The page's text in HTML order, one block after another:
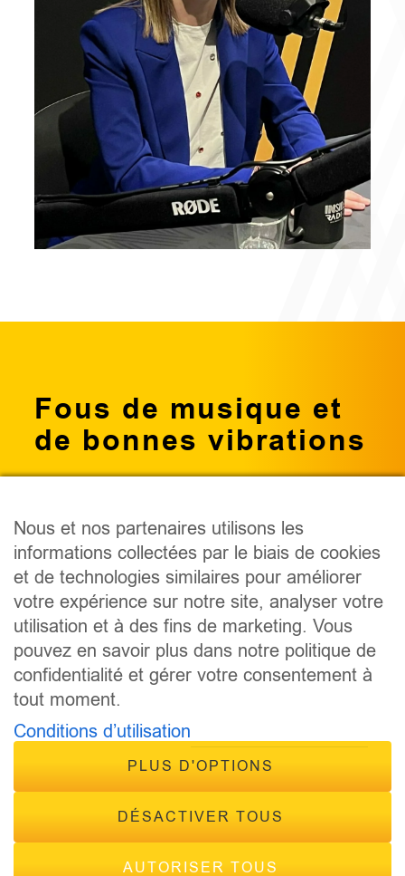
Fous de musique et
de bonnes vibrations
PODCAST
ÉMISSIONS
ANIMATEURS
ÉVÈNEMENTS
CONTACT
© 2026 - Tous droits réservés Inside Radio, site réalisé par
Nous et nos partenaires utilisons les
informations collectées par le biais de cookies
et de technologies similaires pour améliorer
votre expérience sur notre site, analyser votre
utilisation et à des fins de marketing. Vous
pouvez en savoir plus dans notre politique de
confidentialité et gérer votre consentement à
tout moment.
Conditions d’utilisation
PLUS D'OPTIONS
DÉSACTIVER TOUS
AUTORISER TOUS